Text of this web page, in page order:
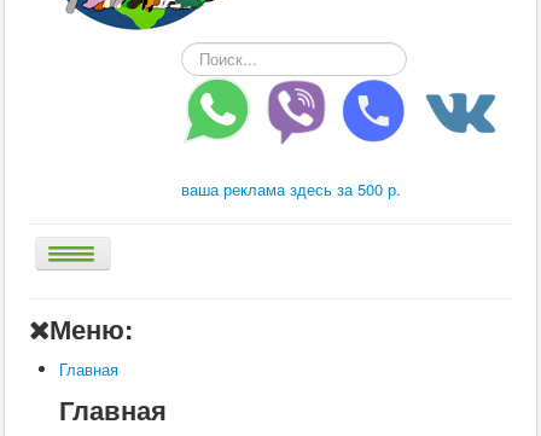
Искать...
ваша реклама здесь за 500 р.
Меню:
Главная
Главная